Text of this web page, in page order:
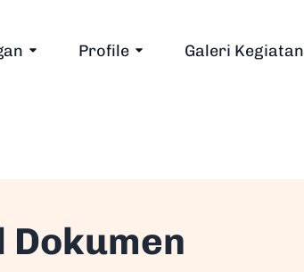
Profile Galeri Kegiatan
Dokumen